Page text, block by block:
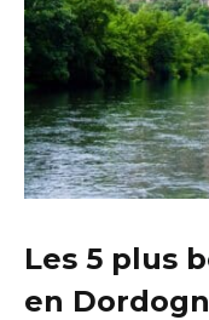
Les 5 plus
en